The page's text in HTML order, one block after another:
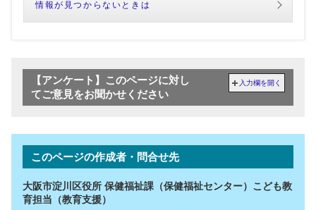
情報が見つからないときは
【アンケート】このページに対し
てご意見をお聞かせください
入力欄を開く
このページの作成者・問合せ先
大阪市淀川区役所 保健福祉課（保健福祉センター）こども教
育担当（教育支援）